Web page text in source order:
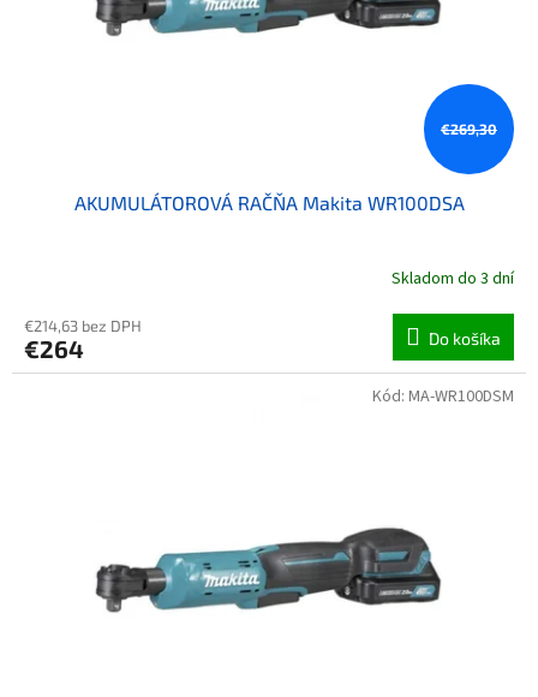
€269,30
AKUMULÁTOROVÁ RAČŇA Makita WR100DSA
Skladom do 3 dní
€214,63 bez DPH
€264 Do košíka
Kód: MA-WR100DSM